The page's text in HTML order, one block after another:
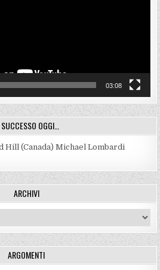
03:08
SUCCESSO OGGI…
Hill (Canada) Michael Lombardi
ARCHIVI
ARGOMENTI